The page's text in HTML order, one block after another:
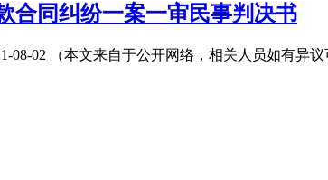
合同纠纷一案一审民事判决书
02 （本文来自于公开网络，相关人员如有异议